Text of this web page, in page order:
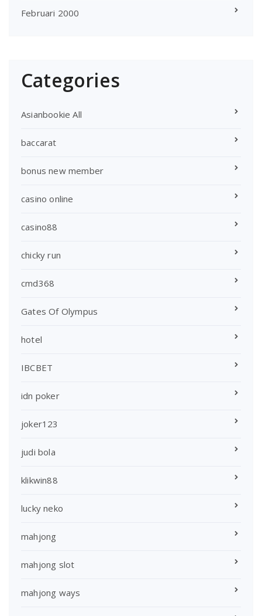
Februari 2000
Categories
Asianbookie All
baccarat
bonus new member
casino online
casino88
chicky run
cmd368
Gates Of Olympus
hotel
IBCBET
idn poker
joker123
judi bola
klikwin88
lucky neko
mahjong
mahjong slot
mahjong ways